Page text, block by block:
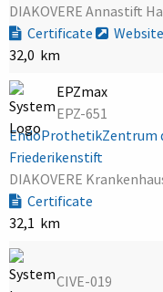
DIAKOVERE Annastift
Certificate
Website
32,0 km
EPZmax
EPZ-651
EndoProthetikZentrum
Friederikenstift
DIAKOVERE
Certificate
32,1 km
CIVE-019